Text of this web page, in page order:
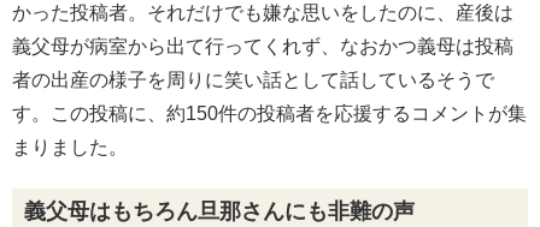
かった投稿者。それだけでも嫌な思いをしたのに、産後は
義父母が病室から出て行ってくれず、なおかつ義母は投稿
者の出産の様子を周りに笑い話として話しているそうで
す。この投稿に、約150件の投稿者を応援するコメントが集
まりました。
義父母はもちろん旦那さんにも非難の声